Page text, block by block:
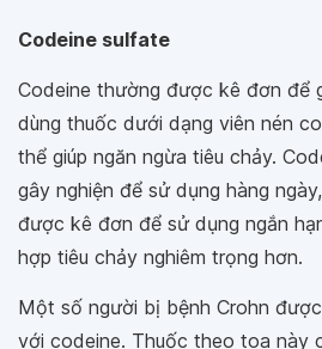
Codeine sulfate
Codeine thường được kê đơn để
dùng thuốc dưới dạng viên nén
thể giúp ngăn ngừa tiêu chảy.
gây nghiện để sử dụng hàng
được kê đơn để sử dụng ngắn
hợp tiêu chảy nghiêm trọng hơn.
Một số người bị bệnh Crohn
với codeine. Thuốc theo toa này